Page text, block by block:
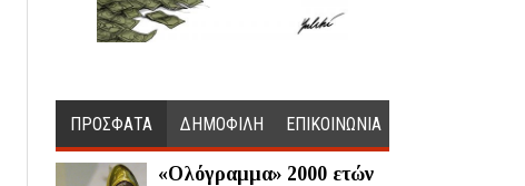
ΠΡΟΣΦΑΤΑ ΔΗΜΟΦΙΛΗ ΕΠΙΚΟΙΝΩΝΙΑ
«Ολόγραμμα» 2000 ετών